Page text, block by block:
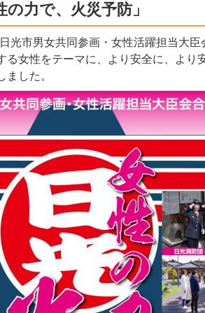
力で、火災予防」
光市男女共同参画・女性活躍担当大
る女性をテーマに、より安全に、より
した。